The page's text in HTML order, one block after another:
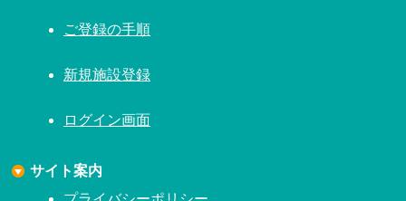
ご登録の手順
新規施設登録
ログイン画面
サイト案内